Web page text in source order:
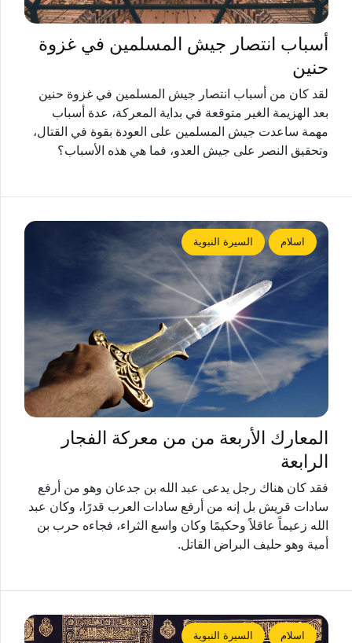
أسباب انتصار جيش المسلمين في غزوة
حنين
لقد كان من أسباب انتصار جيش المسلمين في غزوة حنين
بعد الهزيمة الغير متوقعة في بداية المعركة، عدة أسباب
مهمة ساعدت جيش المسلمين على العودة بقوة في القتال،
وتحقيق النصر على جيش العدو، فما هي هذه الأسباب؟
اسلام السيرة النبوية
المعارك الأربعة من من معركة الفجار
الرابعة
فقد كان هناك رجل يدعى عبد الله بن جدعان وهو من أرفع
سادات قریش بل إنه من أرفع سادات العرب قدرًا، وكان عبد
الله زعيماً عاقلاً وحكيمًا وكان واسع الثراء، فجاءه حرب بن
أمية وهو حليف البراض القاتل.
اسلام السيرة النبوية